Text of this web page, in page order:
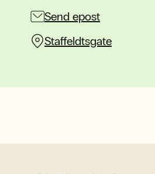
Send epost
Staffeldtsgate